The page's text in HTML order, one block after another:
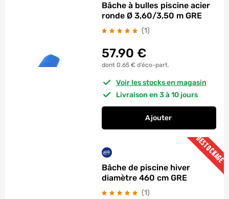
Bâche à bulles piscine acier
ronde Ø 3,60/3,50 m GRE
(1)
57.90 €
dont 0.65 € d’éco-part.
Voir les stocks en magasin
Livraison en 3 à 10 jours
Ajouter
Bâche à bulles
DESTOCKAGE
Bâche de piscine hiver
diamètre 460 cm GRE
(1)